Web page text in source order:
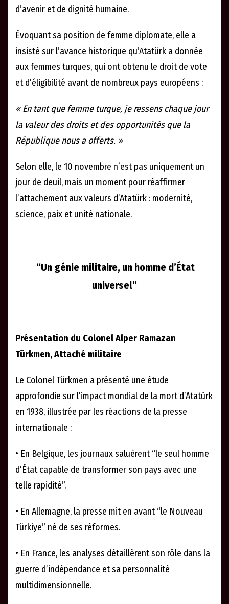
d’avenir et de dignité humaine.
Évoquant sa position de femme diplomate, elle a
insisté sur l’avance historique qu’Atatürk a donnée
aux femmes turques, qui ont obtenu le droit de vote
et d’éligibilité avant de nombreux pays européens :
« En tant que femme turque, je ressens chaque jour
la valeur des droits et des opportunités que la
République nous a offerts. »
Selon elle, le 10 novembre n’est pas uniquement un
jour de deuil, mais un moment pour réaffirmer
l’attachement aux valeurs d’Atatürk : modernité,
science, paix et unité nationale.
“Un génie militaire, un homme d’État
universel”
Présentation du Colonel Alper Ramazan
Türkmen, Attaché militaire
Le Colonel Türkmen a présenté une étude
approfondie sur l’impact mondial de la mort d’Atatürk
en 1938, illustrée par les réactions de la presse
internationale :
• En Belgique, les journaux saluèrent “le seul homme
d’État capable de transformer son pays avec une
telle rapidité”.
• En Allemagne, la presse mit en avant “le Nouveau
Türkiye” né de ses réformes.
• En France, les analyses détaillèrent son rôle dans la
guerre d’indépendance et sa personnalité
multidimensionnelle.